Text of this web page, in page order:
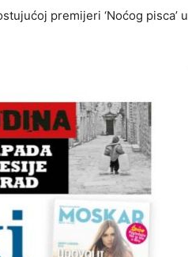
premijeri ‘Noćog pisca’ u